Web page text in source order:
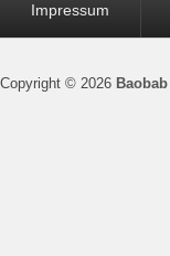
MenüImpressum
Copyright © 2026 Baobab